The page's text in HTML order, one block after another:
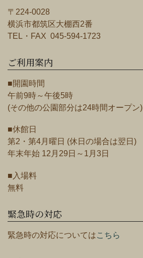
〒224-0028
横浜市都筑区大棚西2番
TEL・FAX 045-594-1723
ご利用案内
■開園時間
午前9時～午後5時
(その他の公園部分は24時間オープン)
■休館日
第2・第4月曜日 (休日の場合は翌日)
年末年始 12月29日～1月3日
■入場料
無料
緊急時の対応
緊急時の対応についてはこちら